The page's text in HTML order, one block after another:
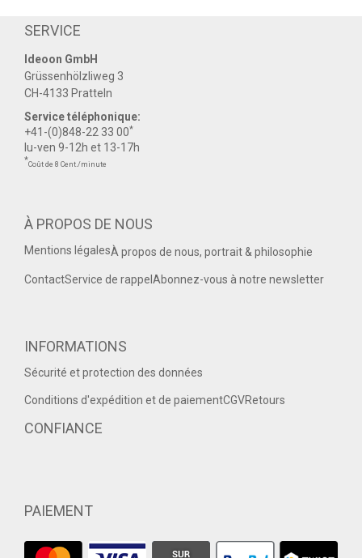
SERVICE
Ideoon GmbH
Grüssenhölzliweg 3
CH-4133 Pratteln
Service téléphonique:
+41-(0)848-22 33 00*
lu-ven 9-12h et 13-17h
*Coût de 8 Cent./minute
À PROPOS DE NOUS
Mentions légalesÀ propos de nous, portrait & philosophie
ContactService de rappel Abonnez-vous à notre newsletter
INFORMATIONS
Sécurité et protection des données
Conditions d'expédition et de paiementCGVRetours
CONFIANCE
PAIEMENT